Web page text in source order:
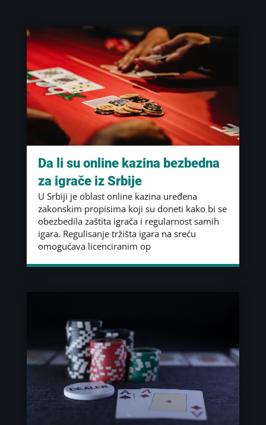
Da li su online kazina bezbedna
za igrače iz Srbije
U Srbiji je oblast online kazina uređena
zakonskim propisima koji su doneti kako bi se
obezbedila zaštita igrača i regularnost samih
igara. Regulisanje tržišta igara na sreću
omogućava licenciranim op